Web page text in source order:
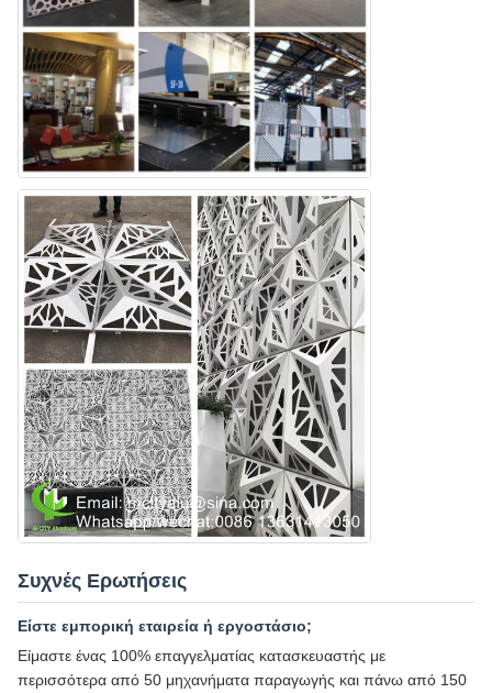
Συχνές Ερωτήσεις
Είστε εμπορική εταιρεία ή εργοστάσιο;
Είμαστε ένας 100% επαγγελματίας κατασκευαστής με
περισσότερα από 50 μηχανήματα παραγωγής και πάνω από 150